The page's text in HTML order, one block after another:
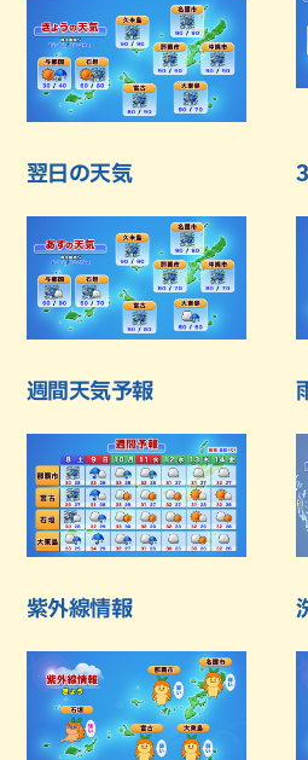
翌日の天気
週間天気予報
紫外線情報